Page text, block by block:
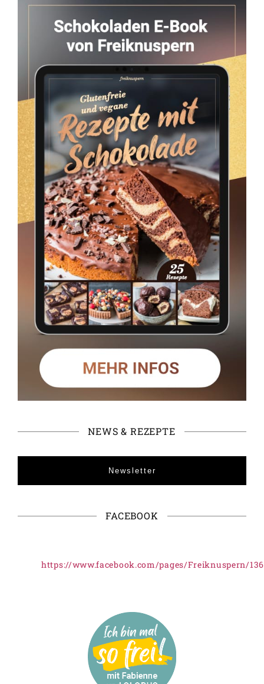
NEWS & REZEPTE
Newsletter
FACEBOOK
https://www.facebook.com/pages/Freiknuspern/